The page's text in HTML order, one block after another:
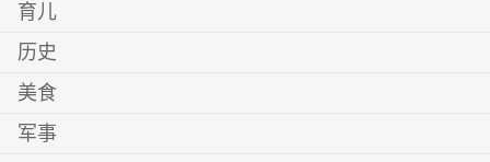
育儿
历史
美食
军事